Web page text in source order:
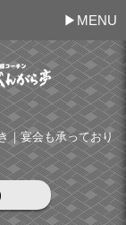
MENU
｜宴会も承っており